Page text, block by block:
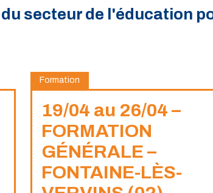
secteur de l'éducation
Formation
19/04 au 26/04 –
FORMATION
GÉNÉRALE –
FONTAINE-LÈS-